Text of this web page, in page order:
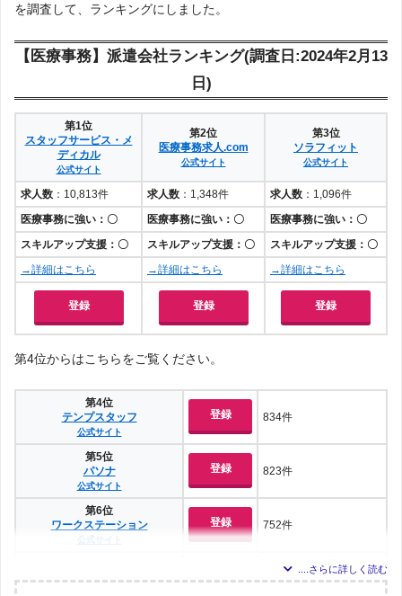
を調査して、ランキングにしました。
【医療事務】派遣会社ランキング(調査日:2024年2月13
日)
第1位
スタッフサービス・メ
ディカル
公式サイト
第2位
医療事務求人.com
公式サイト
第3位
ソラフィット
公式サイト
求人数 ：10,813件 求人数 ：1,348件 求人数 ：1,096件
医療事務に強い：〇
医療事務に強い：〇
医療事務に強い：〇
スキルアップ支援：〇
スキルアップ支援：〇
スキルアップ支援：〇
→詳細はこちら
→詳細はこちら →詳細はこちら
登録 登録 登録
第4位からはこちらをご覧ください。
第4位
テンプスタッフ
公式サイト
登録 834件
第5位
パソナ
公式サイト
登録 823件
第6位
ワークステーション
公式サイト
登録 752件
ヒューマンリソシア
718件